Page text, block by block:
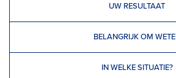
UW RESULTAAT
BELANGRIJK OM
IN WELKE SITUATIE?